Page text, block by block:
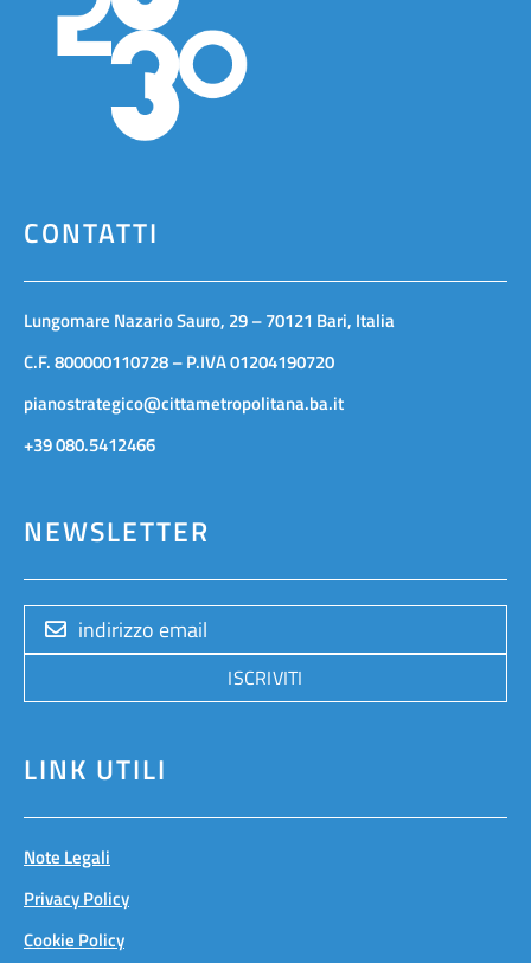
CONTATTI
Lungomare Nazario Sauro, 29 – 70121 Bari, Italia
C.F. 800000110728 – P.IVA 01204190720
pianostrategico@cittametropolitana.ba.it
+39 080.5412466
NEWSLETTER
ISCRIVITI
LINK UTILI
Note Legali
Privacy Policy
Cookie Policy